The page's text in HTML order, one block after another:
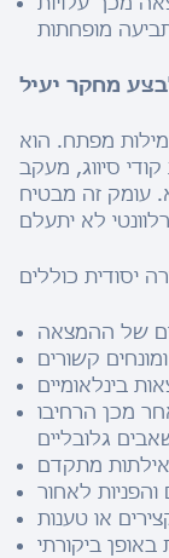
מופחתות
מחקר יעיל
מפתח. הוא
סיווג, מעקב
עומק זה מבטיח
של ההמצאה
קשורים
מכן הרחיבו
גלובליים
מתקדם
והפניות לאחור
או טענות
ביקורתי